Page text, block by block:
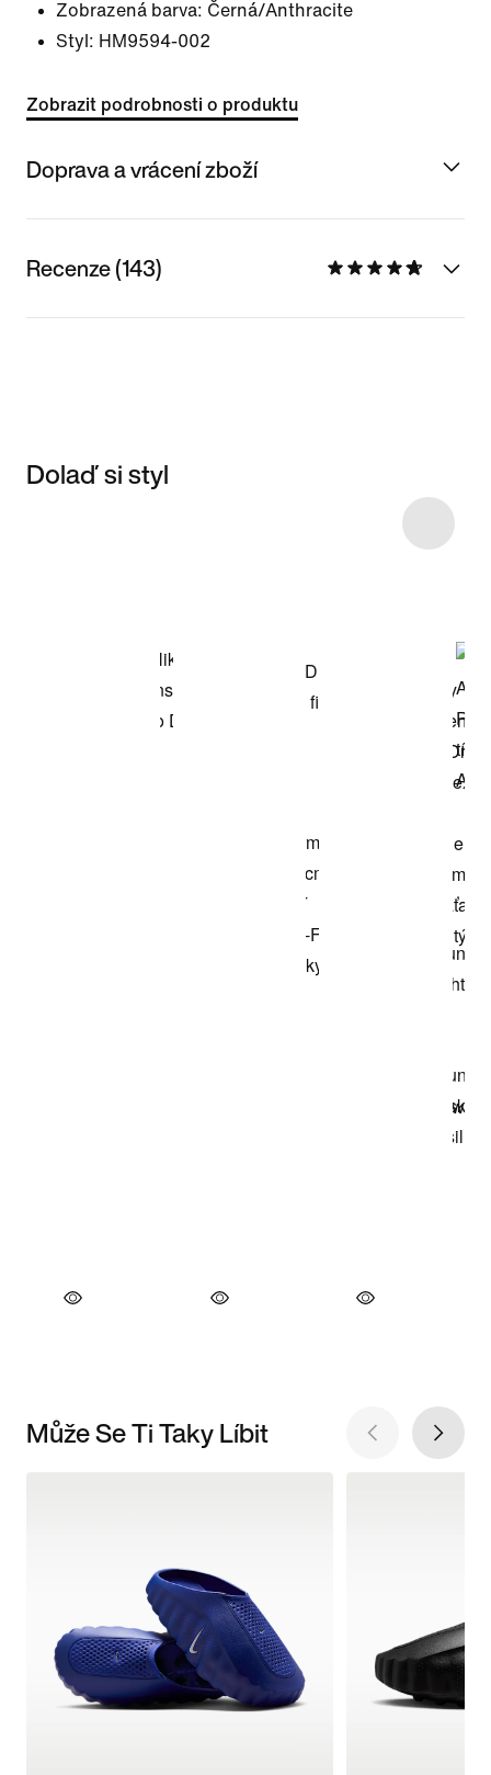
Zobrazená barva: Černá/Anthracite
Styl: HM9594-002
Zobrazit podrobnosti o produktu
Doprava a vrácení zboží
Recenze (143)
Dolaď si styl
Může Se Ti Taky Líbit